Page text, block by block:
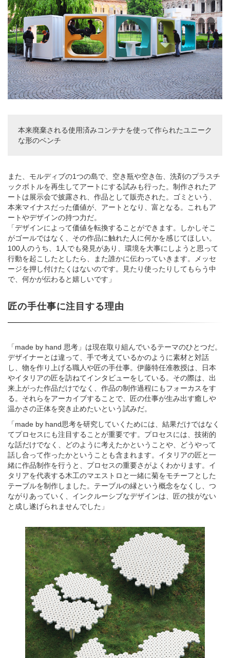
本来廃棄される使用済みコンテナを使って作られたユニーク
な形のベンチ
また、モルディブの1つの島で、空き瓶や空き缶、洗剤のプラスチ
ックボトルを再生してアートにする試みも行った。制作されたア
ートは展示会で披露され、作品として販売された。ゴミという、
本来マイナスだった価値が、アートとなり、富となる。これもア
ートやデザインの持つ力だ。
「デザインによって価値を転換することができます。しかしそこ
がゴールではなく、その作品に触れた人に何かを感じてほしい。
100人のうち、1人でも発見があり、環境を大事にしようと思って
行動を起こしたとしたら、また誰かに伝わっていきます。メッセ
ージを押し付けたくはないのです。見たり使ったりしてもらう中
で、何かが伝わると嬉しいです」
匠の手仕事に注目する理由
「made by hand 思考」は現在取り組んでいるテーマのひとつだ。
デザイナーとは違って、手で考えているかのように素材と対話
し、物を作り上げる職人や匠の手仕事。伊藤特任准教授は、日本
やイタリアの匠を訪ねてインタビューをしている。その際は、出
来上がった作品だけでなく、作品の制作過程にもフォーカスをす
る。それらをアーカイブすることで、匠の仕事が生み出す癒しや
温かさの正体を突き止めたいという試みだ。
「made by hand思考を研究していくためには、結果だけではなく
てプロセスにも注目することが重要です。プロセスには、技術的
な話だけでなく、どのように考えたかということや、どうやって
話し合って作ったかということも含まれます。イタリアの匠と一
緒に作品制作を行うと、プロセスの重要さがよくわかります。イ
タリアを代表する木工のマエストロと一緒に菊をモチーフとした
テーブルを制作しました。テーブルの縁という概念をなくし、つ
ながりあっていく、インクルーシブなデザインは、匠の技がない
と成し遂げられませんでした」